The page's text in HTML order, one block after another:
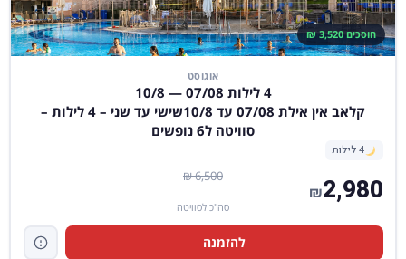
חוסכים 3,520 ₪
אוגוסט
4 לילות 07/08 — 10/8
קלאב אין אילת 07/08 עד 10/8שישי עד שני – 4 לילות –
סוויטה ל6 נופשים
4 לילות
6,500 ₪ 2,980
₪
סה"כ לסוויטה
להזמנה